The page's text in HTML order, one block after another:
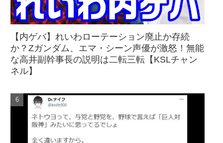
【内ゲバ】れいわローテーション廃止か存続
か？Zガンダム、エマ・シーン声優が激怒！無能
な高井副幹事長の説明は二転三転【KSLチャン
ネル】